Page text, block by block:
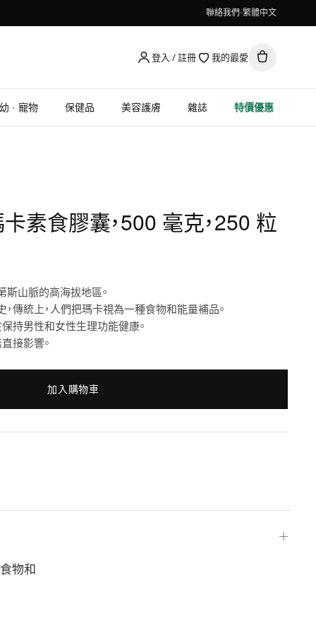
聯絡我們 繁體中文
登入 / 註冊 我的最愛
· 寵物 保健品 美容護膚 雜誌 特價優惠
素食膠囊，500 毫克，250 粒
山脈的高海拔地區。
傳統上，人們把瑪卡視為一種食物和能量補品。
持男性和女性生理功能健康。
接影響。
加入購物車
＋
物和